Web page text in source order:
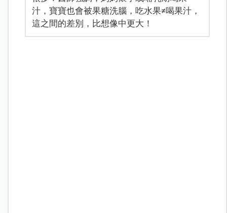
汁，寶寶也會被果糖洗腦，吃水果≠喝果汁，
這之間的差別，比想像中更大！